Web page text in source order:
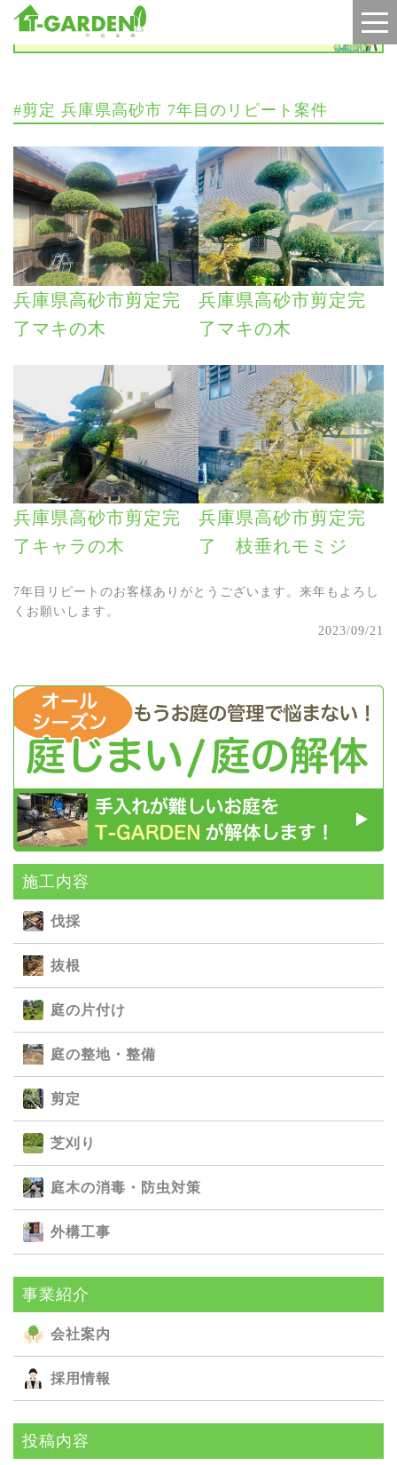
施工実績
施⼯内容
伐採
抜根
庭の⽚付け
庭の整地・整備
剪定
芝刈り
庭⽊の消毒・防⾍対策
外構⼯事
事業紹介
会社案内
採用情報
投稿内容
#剪定 兵庫県高砂市 7年目のリピート案件
兵庫県高砂市剪定完
了マキの木
兵庫県高砂市剪定完
了マキの木
兵庫県高砂市剪定完
了キャラの木
兵庫県高砂市剪定完
了 枝垂れモミジ
7年目リピートのお客様ありがとうございます。来年もよろし
くお願いします。
2023/09/21